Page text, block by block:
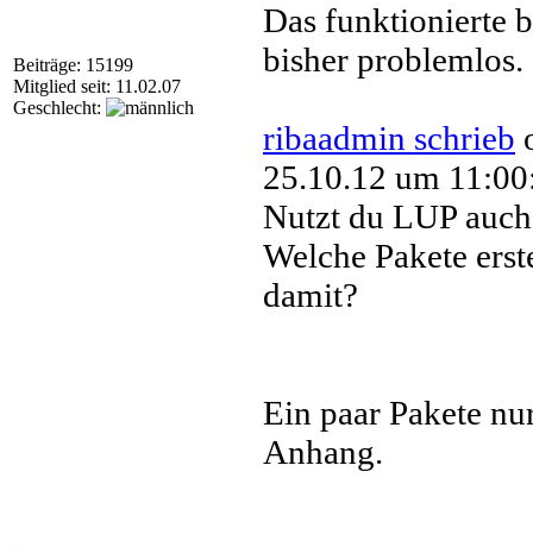
Beiträge: 15199
Mitglied seit: 11.02.07
Geschlecht:
Das funktionierte
bisher problemlos.
ribaadmin schrieb
25.10.12 um
Nutzt du LUP
Welche Pakete
damit?
Ein paar Pakete
Anhang.